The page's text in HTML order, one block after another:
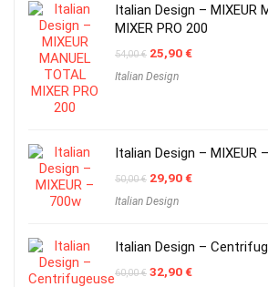
Italian Design – MIXEUR
MIXER PRO 200
54,00€ Original
was:
25,90€Current
Italian Design
Italian Design – MIXEUR
50,00€ Original
was:
29,90€Current
Italian Design
Italian Design –
60,00€ Original
32,90€Current